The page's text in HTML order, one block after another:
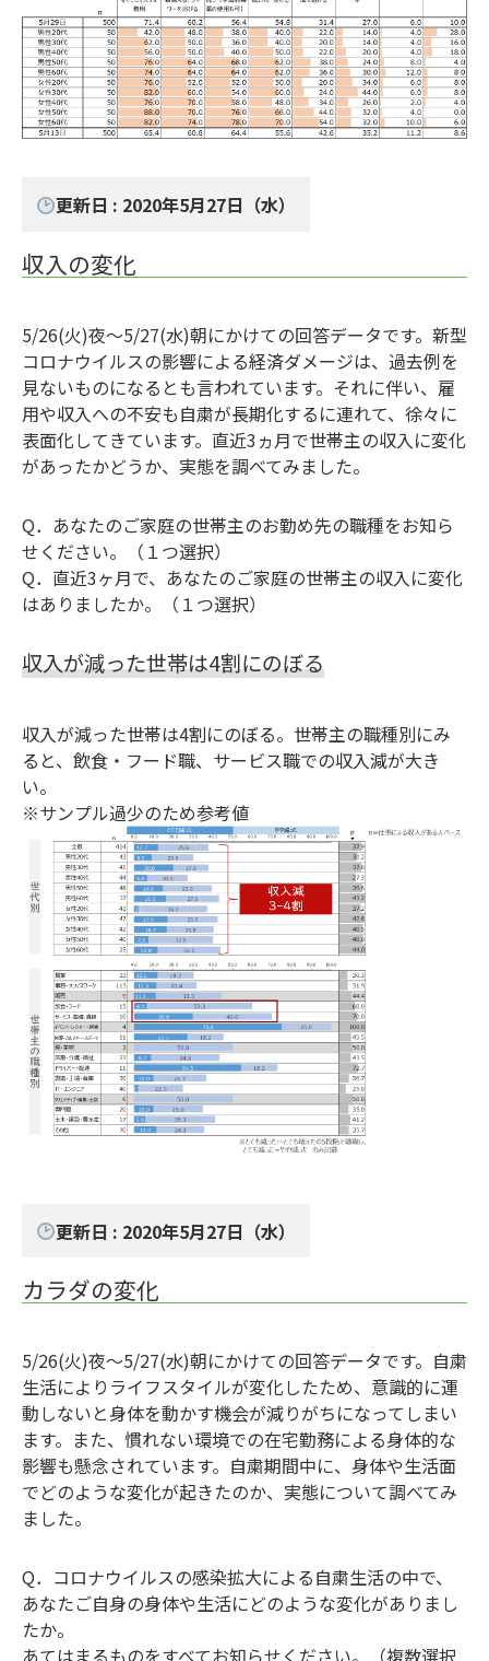
更新日 : 2020年5月27日（水）
収入の変化
5/26(火)夜～5/27(水)朝にかけての回答データです。新型
コロナウイルスの影響による経済ダメージは、過去例を
見ないものになるとも言われています。それに伴い、雇
用や収入への不安も自粛が長期化するに連れて、徐々に
表面化してきています。直近3ヵ月で世帯主の収入に変化
があったかどうか、実態を調べてみました。
Q．あなたのご家庭の世帯主のお勤め先の職種をお知ら
せください。（１つ選択）
Q．直近3ヶ月で、あなたのご家庭の世帯主の収入に変化
はありましたか。（１つ選択）
収入が減った世帯は4割にのぼる
収入が減った世帯は4割にのぼる。世帯主の職種別にみ
ると、飲食・フード職、サービス職での収入減が大き
い。
※サンプル過少のため参考値
更新日 : 2020年5月27日（水）
カラダの変化
5/26(火)夜～5/27(水)朝にかけての回答データです。自粛
生活によりライフスタイルが変化したため、意識的に運
動しないと身体を動かす機会が減りがちになってしまい
ます。また、慣れない環境での在宅勤務による身体的な
影響も懸念されています。自粛期間中に、身体や生活面
でどのような変化が起きたのか、実態について調べてみ
ました。
Q．コロナウイルスの感染拡大による自粛生活の中で、
あなたご自身の身体や生活にどのような変化がありまし
たか。